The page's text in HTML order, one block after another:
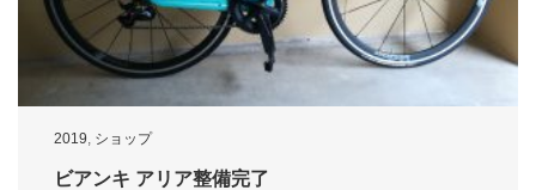
2019 ショップ
ビアンキ アリア整備完了